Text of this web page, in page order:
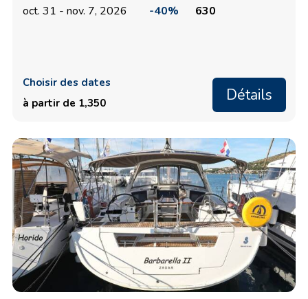
oct. 31 - nov. 7, 2026
-40% 630
Choisir des dates
à partir de 1,350
Détails